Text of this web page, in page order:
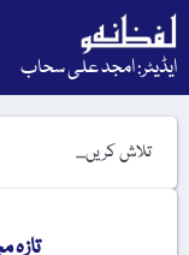
ایڈیٹر: امجد علی سحاب